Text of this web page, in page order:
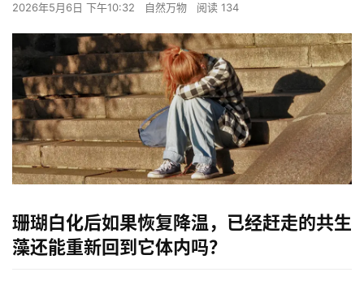
2026年5月6日 下午10:32 自然万物 阅读 134
珊瑚白化后如果恢复降温，已经赶走的共生
藻还能重新回到它体内吗？